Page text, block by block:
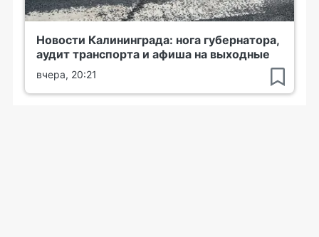
Новости Калининграда: нога губернатора,
аудит транспорта и афиша на выходные
вчера, 20:21